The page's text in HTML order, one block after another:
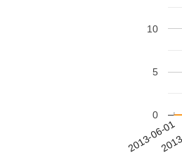
2013-06-01
0
5
10